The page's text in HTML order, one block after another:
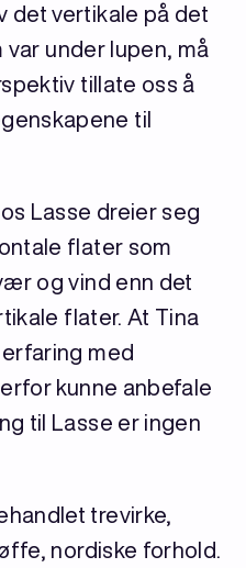
det vertikale på det
under lupen, må
tillate oss å
til
Lasse dreier seg
flater som
og vind enn det
flater. At Tina
med
kunne anbefale
til Lasse er ingen
trevirke,
nordiske forhold.